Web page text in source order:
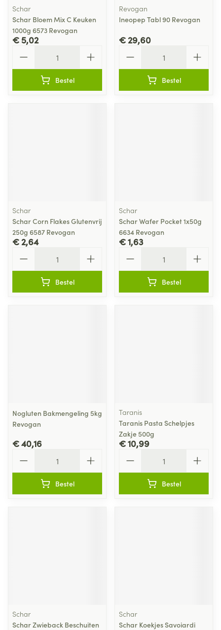
Schar
Schar Bloem Mix C Keuken
1000g 6573 Revogan
€ 5,02
Bestel
Revogan
Ineopep Tabl 90 Revogan
€ 29,60
Bestel
Schar
Schar Corn Flakes Glutenvrij
250g 6587 Revogan
€ 2,64
Bestel
Schar
Schar Wafer Pocket 1x50g
6634 Revogan
€ 1,63
Bestel
Nogluten Bakmengeling 5kg
Revogan
€ 40,16
Bestel
Taranis
Taranis Pasta Schelpjes
Zakje 500g
€ 10,99
Bestel
Schar
Schar Zwieback Beschuiten
Schar
Schar Koekjes Savoiardi